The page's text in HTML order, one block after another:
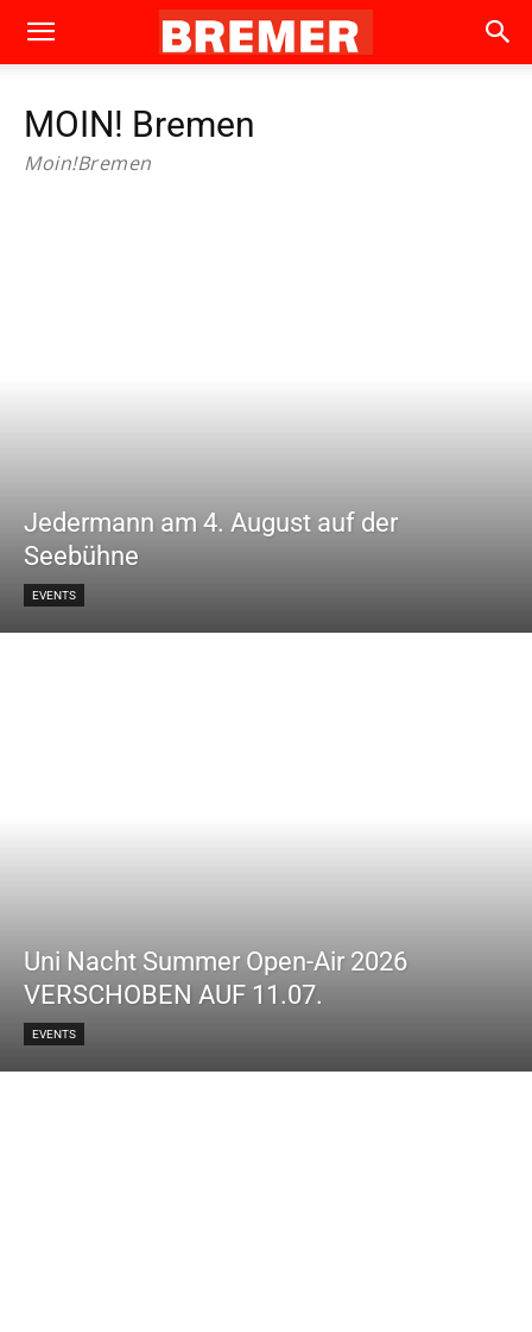
MOIN! Bremen
Moin!Bremen
Jedermann am 4. August auf der
Seebühne
EVENTS
Uni Nacht Summer Open-Air 2026
VERSCHOBEN AUF 11.07.
EVENTS